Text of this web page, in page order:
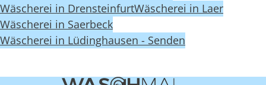
Wäscherei in DrensteinfurtWäscherei in Laer
Wäscherei in Saerbeck
Wäscherei in Lüdinghausen - Senden